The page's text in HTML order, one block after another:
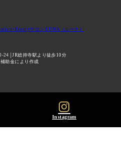
サロン LUNA（ルーナ）
24│JR総持寺駅より徒歩10分
助金により作成
Instagram